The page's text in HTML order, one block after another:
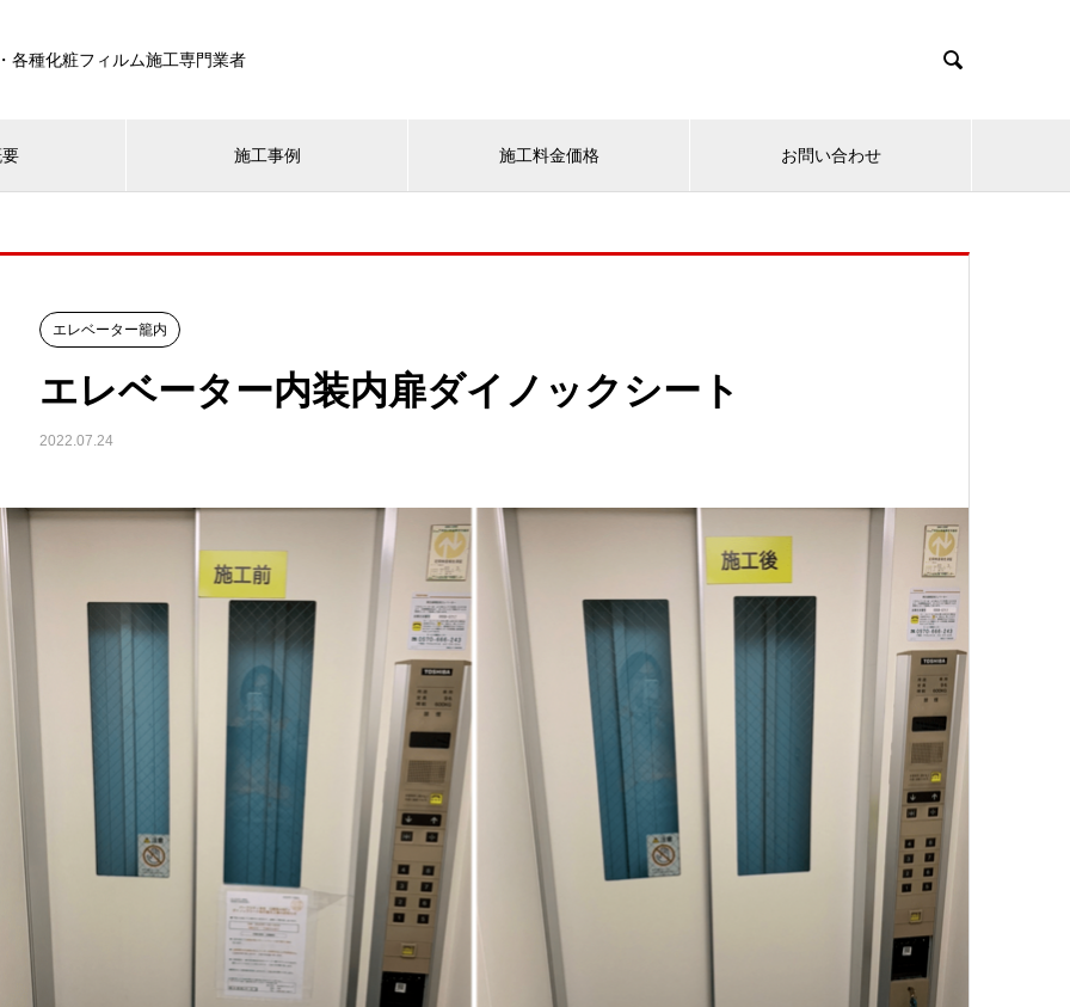
各種化粧フィルム施工専門業者 
施工事例 施工料金価格 お問い合わせ
エレベーター籠内
エレベーター内装内扉ダイノックシート
2022.07.24